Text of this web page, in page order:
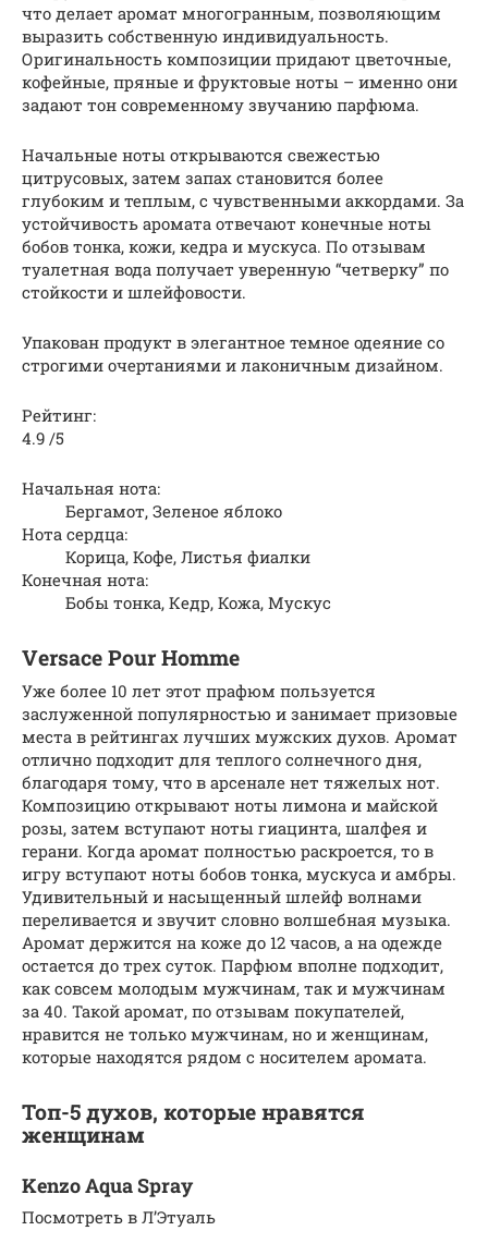
что делает аромат многогранным, позволяющим
выразить собственную индивидуальность.
Оригинальность композиции придают цветочные,
кофейные, пряные и фруктовые ноты – именно они
задают тон современному звучанию парфюма.
Начальные ноты открываются свежестью
цитрусовых, затем запах становится более
глубоким и теплым, с чувственными аккордами. За
устойчивость аромата отвечают конечные ноты
бобов тонка, кожи, кедра и мускуса. По отзывам
туалетная вода получает уверенную “четверку” по
стойкости и шлейфовости.
Упакован продукт в элегантное темное одеяние со
строгими очертаниями и лаконичным дизайном.
Рейтинг:
4.9 /5
Начальная нота:
Бергамот, Зеленое яблоко
Нота сердца:
Корица, Кофе, Листья фиалки
Конечная нота:
Бобы тонка, Кедр, Кожа, Мускус
Versace Pour Homme
Уже более 10 лет этот прафюм пользуется
заслуженной популярностью и занимает призовые
места в рейтингах лучших мужских духов. Аромат
отлично подходит для теплого солнечного дня,
благодаря тому, что в арсенале нет тяжелых нот.
Композицию открывают ноты лимона и майской
розы, затем вступают ноты гиацинта, шалфея и
герани. Когда аромат полностью раскроется, то в
игру вступают ноты бобов тонка, мускуса и амбры.
Удивительный и насыщенный шлейф волнами
переливается и звучит словно волшебная музыка.
Аромат держится на коже до 12 часов, а на одежде
остается до трех суток. Парфюм вполне подходит,
как совсем молодым мужчинам, так и мужчинам
за 40. Такой аромат, по отзывам покупателей,
нравится не только мужчинам, но и женщинам,
которые находятся рядом с носителем аромата.
Топ-5 духов, которые нравятся
женщинам
Kenzo Aqua Spray
Посмотреть в Л’Этуаль